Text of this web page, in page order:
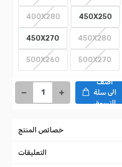
400X280 450X250
450X270 450X280
500X260 500X270
اضف
الى سلة
التسوق
خصائص المنتج
التعليقات